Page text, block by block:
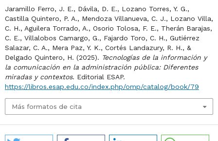
Jaramillo Ferro, J. E., Dávila, D. E., Lozano Torres, Y. G.,
Castilla Quintero, P. A., Mendoza Villanueva, C. J., Lozano Villa,
C. H., Aguilera Torrado, A., Osorio Tolosa, F. E., Therán Barajas,
C. E., Villalobos Camargo, G., Fajardo Toro, C. H., Gutiérrez
Salazar, C. A., Mera Paz, Y. K., Cortés Landazury, R. H., &
Delgado Quintero, H. (2025). Tecnologías de la información y
la comunicación en la administración pública: Diferentes
miradas y contextos. Editorial ESAP.
https://libros.esap.edu.co/index.php/omp/catalog/book/79
Más formatos de cita